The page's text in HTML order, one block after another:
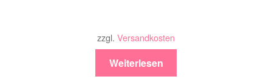
zzgl. Versandkosten
Weiterlesen